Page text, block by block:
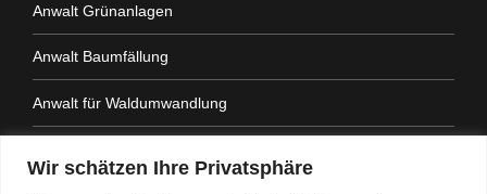
Wir schätzen Ihre Privatsphäre
Anwalt Grünanlagen
Anwalt Baumfällung
Anwalt für Waldumwandlung